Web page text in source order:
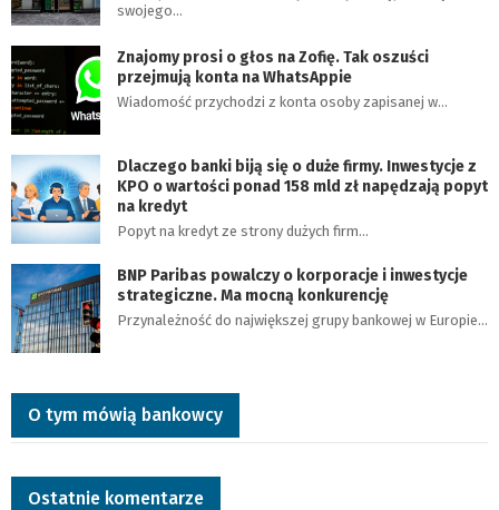
swojego…
Znajomy prosi o głos na Zofię. Tak oszuści
przejmują konta na WhatsAppie
Wiadomość przychodzi z konta osoby zapisanej w…
Dlaczego banki biją się o duże firmy. Inwestycje z
KPO o wartości ponad 158 mld zł napędzają popyt
na kredyt
Popyt na kredyt ze strony dużych firm…
BNP Paribas powalczy o korporacje i inwestycje
strategiczne. Ma mocną konkurencję
Przynależność do największej grupy bankowej w Europie…
O tym mówią bankowcy
Ostatnie komentarze